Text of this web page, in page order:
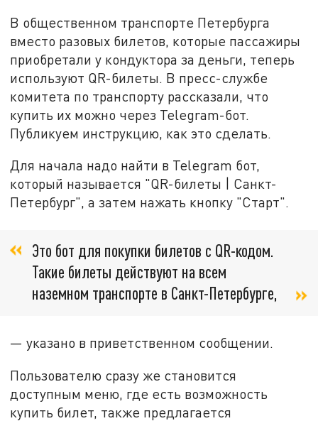
В общественном транспорте Петербурга
вместо разовых билетов, которые пассажиры
приобретали у кондуктора за деньги, теперь
используют QR-билеты. В пресс-службе
комитета по транспорту рассказали, что
купить их можно через Telegram-бот.
Публикуем инструкцию, как это сделать.
Для начала надо найти в Telegram бот,
который называется "QR-билеты | Санкт-
Петербург", а затем нажать кнопку "Старт".
Это бот для покупки билетов с QR-кодом.
Такие билеты действуют на всем
наземном транспорте в Санкт-Петербурге,
— указано в приветственном сообщении.
Пользователю сразу же становится
доступным меню, где есть возможность
купить билет, также предлагается